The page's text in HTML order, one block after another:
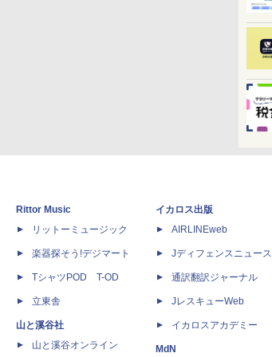
Rittor Music
リットーミュージック
楽器探そう!デジマート
TシャツPOD T-OD
立東舎
山と溪谷社
山と溪谷オンライン
イカロス出版
AIRLINEweb
Jディフェンスニュース
通訳翻訳ジャーナル
JレスキューWeb
イカロスアカデミー
MdN